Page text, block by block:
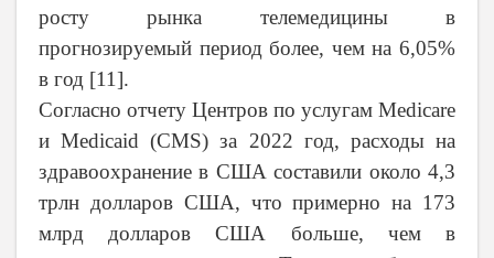
росту рынка телемедицины в
прогнозируемый период более, чем на 6,05%
в год [11].
Согласно отчету Центров по услугам Medicare
и Medicaid (CMS) за 2022 год, расходы на
здравоохранение в США составили около 4,3
трлн долларов США, что примерно на 173
млрд долларов США больше, чем в